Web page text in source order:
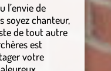
l’envie de
soyez chanteur,
de tout autre
est
votre